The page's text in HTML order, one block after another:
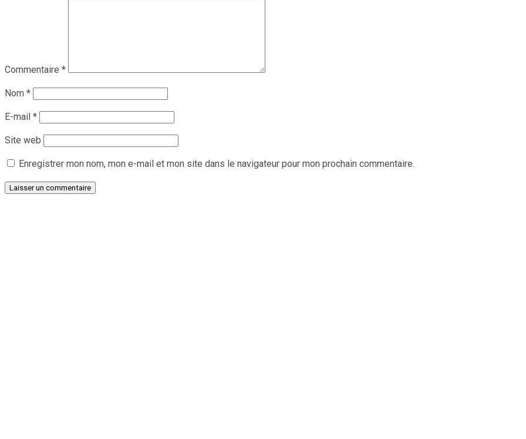
Commentaire *
Nom *
E-mail *
Site web
Enregistrer mon nom, mon e-mail et mon site dans le navigateur pour mon prochain commentaire.